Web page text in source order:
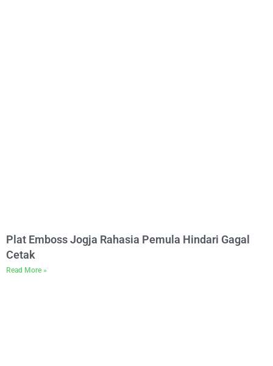
Plat Emboss Jogja Rahasia Pemula Hindari Gagal
Cetak
Read More »